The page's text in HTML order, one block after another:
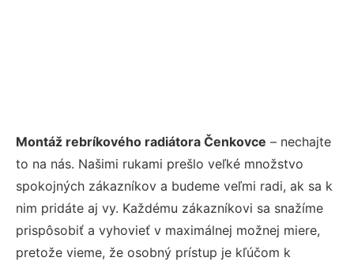
Montáž rebríkového radiátora Čenkovce – nechajte
to na nás. Našimi rukami prešlo veľké množstvo
spokojných zákazníkov a budeme veľmi radi, ak sa k
nim pridáte aj vy. Každému zákazníkovi sa snažíme
prispôsobiť a vyhovieť v maximálnej možnej miere,
pretože vieme, že osobný prístup je kľúčom k